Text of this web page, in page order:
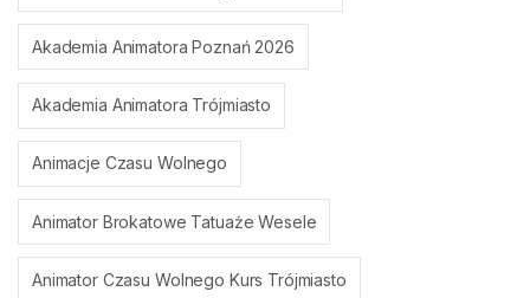
Akademia Animatora Poznań 2026
Akademia Animatora Trójmiasto
Animacje Czasu Wolnego
Animator Brokatowe Tatuaże Wesele
Animator Czasu Wolnego Kurs Trójmiasto